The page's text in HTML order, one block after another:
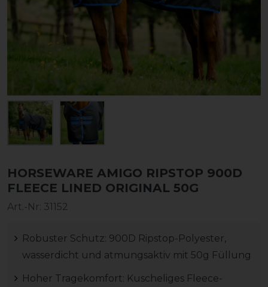
HORSEWARE AMIGO RIPSTOP 900D
FLEECE LINED ORIGINAL 50G
Art.-Nr: 31152
Robuster Schutz: 900D Ripstop-Polyester,
wasserdicht und atmungsaktiv mit 50g Füllung
Hoher Tragekomfort: Kuscheliges Fleece-